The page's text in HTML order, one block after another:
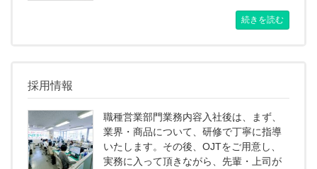
続きを読む
採用情報
職種営業部門業務内容入社後は、まず、
業界・商品について、研修で丁寧に指導
いたします。その後、OJTをご用意し、
実務に入って頂きながら、先輩・上司が